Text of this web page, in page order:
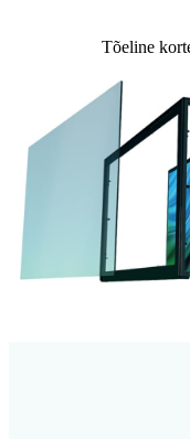
Tõeline